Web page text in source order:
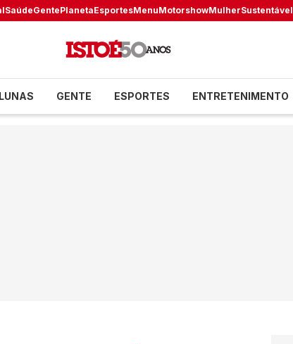
SaúdeGentePlanetaEsportesMenuMotorshowMulherSustentável
GENTE ESPORTES ENTRETENIMENTO